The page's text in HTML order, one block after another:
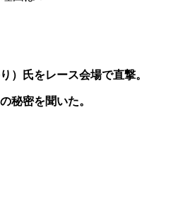
）氏をレース会場で直撃。
秘密を聞いた。